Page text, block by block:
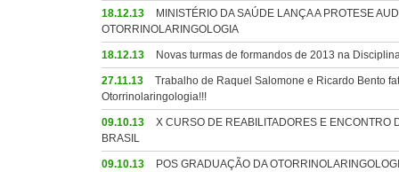
18.12.13
MINISTÉRIO DA SAÚDE LANÇA A PROTESE
OTORRINOLARINGOLOGIA
18.12.13 Novas turmas de formandos de 2013 na
27.11.13
Trabalho de Raquel Salomone e Ricardo Bento
Otorrinolaringologia!!!
09.10.13
X CURSO DE REABILITADORES E ENCONTRO
BRASIL
09.10.13 POS GRADUAÇÃO DA